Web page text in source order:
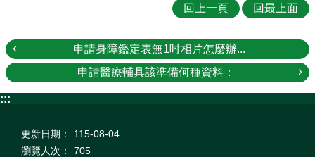
回上一頁 回最上面
申請身障鑑定表無1吋相片怎麼辦...
申請醫療輔具該準備何種資料：
:::
更新日期：
115-08-04
瀏覽人次：
705